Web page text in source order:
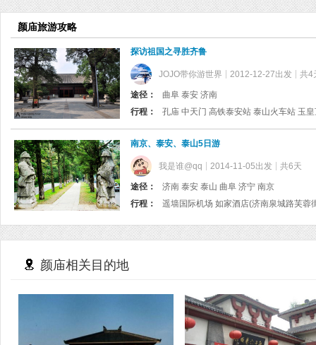
颜庙旅游攻略
探访祖国之寻胜齐鲁
JOJO带你游世界 2012-12-27出发 共4
途径：
曲阜 泰安 济南
行程：
南京、泰安、泰山5日游
我是谁@qq 2014-11-05出发 共6天
途径：
济南 泰安 泰山 曲阜 济宁 南京
行程：
颜庙相关目的地